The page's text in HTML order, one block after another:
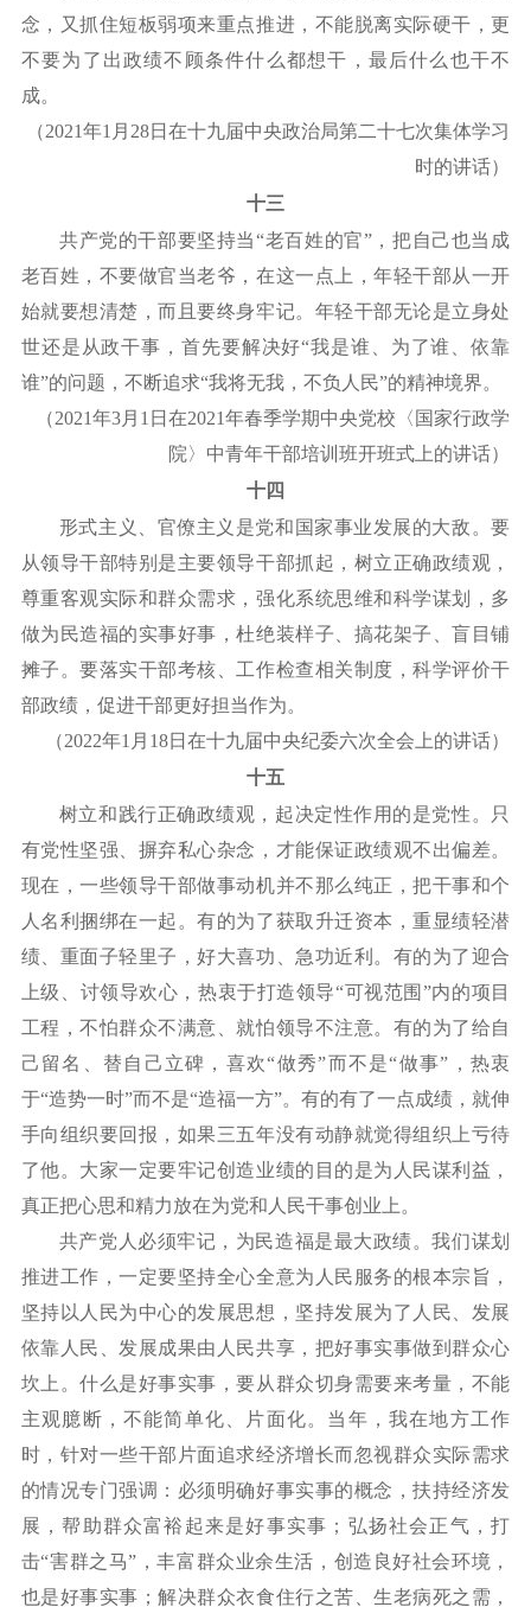
念，又抓住短板弱项来重点推进，不能脱离实际硬干，更
不要为了出政绩不顾条件什么都想干，最后什么也干不
成。
（2021年1月28日在十九届中央政治局第二十七次集体学习
时的讲话）
十三
共产党的干部要坚持当“老百姓的官”，把自己也当成
老百姓，不要做官当老爷，在这一点上，年轻干部从一开
始就要想清楚，而且要终身牢记。年轻干部无论是立身处
世还是从政干事，首先要解决好“我是谁、为了谁、依靠
谁”的问题，不断追求“我将无我，不负人民”的精神境界。
（2021年3月1日在2021年春季学期中央党校〈国家行政学
院〉中青年干部培训班开班式上的讲话）
十四
形式主义、官僚主义是党和国家事业发展的大敌。要
从领导干部特别是主要领导干部抓起，树立正确政绩观，
尊重客观实际和群众需求，强化系统思维和科学谋划，多
做为民造福的实事好事，杜绝装样子、搞花架子、盲目铺
摊子。要落实干部考核、工作检查相关制度，科学评价干
部政绩，促进干部更好担当作为。
（2022年1月18日在十九届中央纪委六次全会上的讲话）
十五
树立和践行正确政绩观，起决定性作用的是党性。只
有党性坚强、摒弃私心杂念，才能保证政绩观不出偏差。
现在，一些领导干部做事动机并不那么纯正，把干事和个
人名利捆绑在一起。有的为了获取升迁资本，重显绩轻潜
绩、重面子轻里子，好大喜功、急功近利。有的为了迎合
上级、讨领导欢心，热衷于打造领导“可视范围”内的项目
工程，不怕群众不满意、就怕领导不注意。有的为了给自
己留名、替自己立碑，喜欢“做秀”而不是“做事”，热衷
于“造势一时”而不是“造福一方”。有的有了一点成绩，就伸
手向组织要回报，如果三五年没有动静就觉得组织上亏待
了他。大家一定要牢记创造业绩的目的是为人民谋利益，
真正把心思和精力放在为党和人民干事创业上。
共产党人必须牢记，为民造福是最大政绩。我们谋划
推进工作，一定要坚持全心全意为人民服务的根本宗旨，
坚持以人民为中心的发展思想，坚持发展为了人民、发展
依靠人民、发展成果由人民共享，把好事实事做到群众心
坎上。什么是好事实事，要从群众切身需要来考量，不能
主观臆断，不能简单化、片面化。当年，我在地方工作
时，针对一些干部片面追求经济增长而忽视群众实际需求
的情况专门强调：必须明确好事实事的概念，扶持经济发
展，帮助群众富裕起来是好事实事；弘扬社会正气，打
击“害群之马”，丰富群众业余生活，创造良好社会环境，
也是好事实事；解决群众衣食住行之苦、生老病死之需，